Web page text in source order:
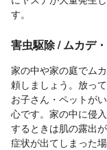
す。
害虫駆除 / ムカデ
家の中や家の庭でム
頼しましょう。放っ
お子さん・ペットが
心です。家の中に侵
するときは肌の露出
症状が出てしまった